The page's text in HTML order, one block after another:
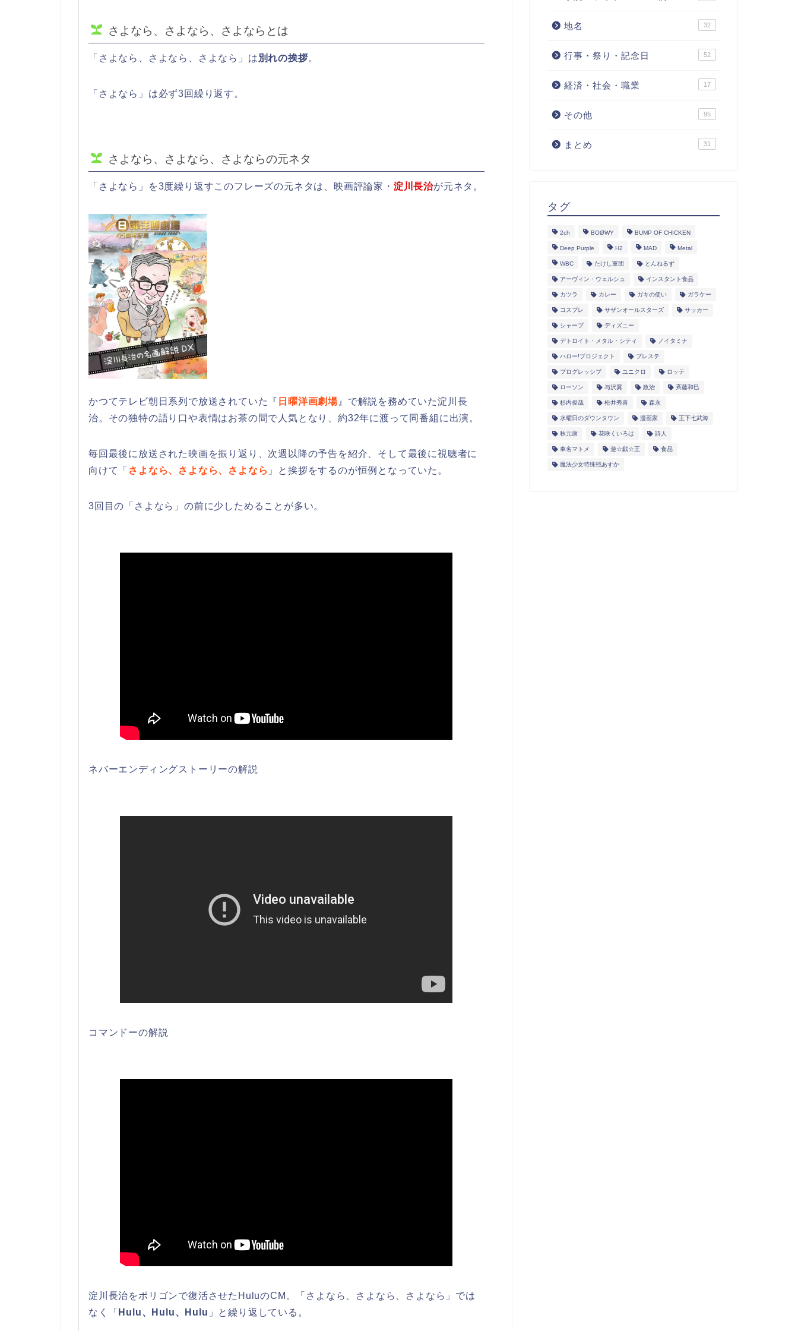
さよなら、さよなら、さよならとは
「さよなら、さよなら、さよなら」は 別れの挨拶。
「さよなら」は必ず3回繰り返す。
さよなら、さよなら、さよならの元ネタ
「さよなら」を3度繰り返すこのフレーズの元ネタは、映画評論家・ 淀川長治が元ネタ。
かつてテレビ朝日系列で放送されていた『 日曜洋画劇場』で解説を務めていた淀川長
治。その独特の語り口や表情はお茶の間で人気となり、約32年に渡って同番組に出演。
毎回最後に放送された映画を振り返り、次週以降の予告を紹介、そして最後に視聴者に
向けて「 さよなら、さよなら、さよなら 」と挨拶をするのが恒例となっていた。
3回目の「さよなら」の前に少しためることが多い。
ネバーエンディングストーリーの解説
コマンドーの解説
淀川長治をポリゴンで復活させたHuluのCM。「さよなら、さよなら、さよなら」では
なく「 Hulu、Hulu、Hulu 」と繰り返している。
地名 32
行事・祭り・記念日 52
経済・社会・職業 17
その他 95
まとめ 31
タグ
2ch BOØWY BUMP OF CHICKEN
Deep Purple H2 MAD Metal
WBC たけし軍団 とんねるず
アーヴィン・ウェルシュ インスタント食品
カツラ カレー ガキの使い ガラケー
コスプレ サザンオールスターズ サッカー
シャープ ディズニー
デトロイト・メタル・シティ ノイタミナ
ハロー!プロジェクト プレステ
プログレッシブ ユニクロ ロッテ
ローソン 与沢翼 政治 斉藤和巳
杉内俊哉 松井秀喜 森永
水曜日のダウンタウン 漫画家 王下七武海
秋元康 花咲くいろは 詩人
車名マトメ 遊☆戯☆王 食品
魔法少女特殊戦あすか